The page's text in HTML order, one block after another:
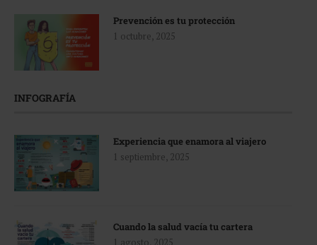
Prevención es tu protección
1 octubre, 2025
INFOGRAFÍA
Experiencia que enamora al viajero
1 septiembre, 2025
Cuando la salud vacía tu cartera
1 agosto, 2025